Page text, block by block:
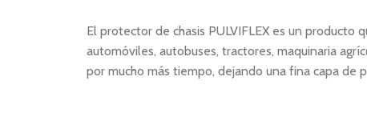
El protector de chasis PULVIFLEX es un producto
automóviles, autobuses, tractores, maquinaria
por mucho más tiempo, dejando una fina capa de